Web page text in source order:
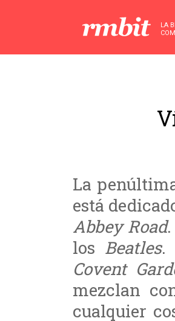
LA
La
está
Abbey Road
los Beatles.
Covent
mezclan
cualquier